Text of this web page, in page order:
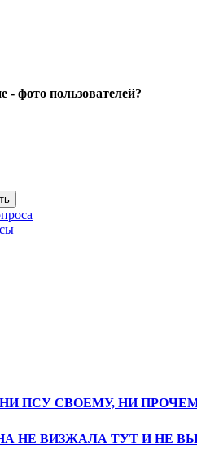
- фото пользователей?
ПСУ СВОЕМУ, НИ
НЕ ВИЗЖАЛА ТУТ И НЕ